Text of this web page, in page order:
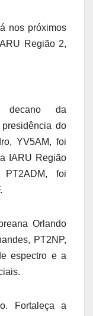
nos próximos
Região 2,
decano da
do
YV5AM, foi
IARU Região
foi
Orlando
PT2NP,
espectro e a
Fortaleça a